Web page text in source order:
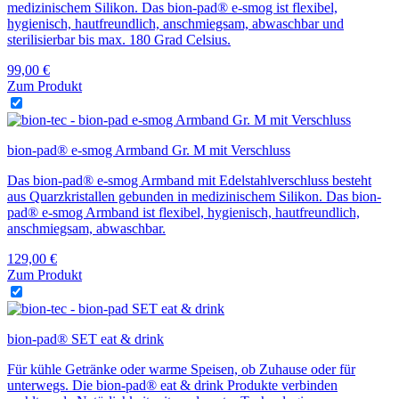
medizinischem Silikon. Das bion-pad® e-smog ist flexibel,
hygienisch, hautfreundlich, anschmiegsam, abwaschbar und
sterilisierbar bis max. 180 Grad Celsius.
99,00 €
Zum Produkt
bion-pad® e-smog Armband Gr. M mit Verschluss
Das bion-pad® e-smog Armband mit Edelstahlverschluss besteht
aus Quarzkristallen gebunden in medizinischem Silikon. Das bion-
pad® e-smog Armband ist flexibel, hygienisch, hautfreundlich,
anschmiegsam, abwaschbar.
129,00 €
Zum Produkt
bion-pad® SET eat & drink
Für kühle Getränke oder warme Speisen, ob Zuhause oder für
unterwegs. Die bion-pad® eat & drink Produkte verbinden